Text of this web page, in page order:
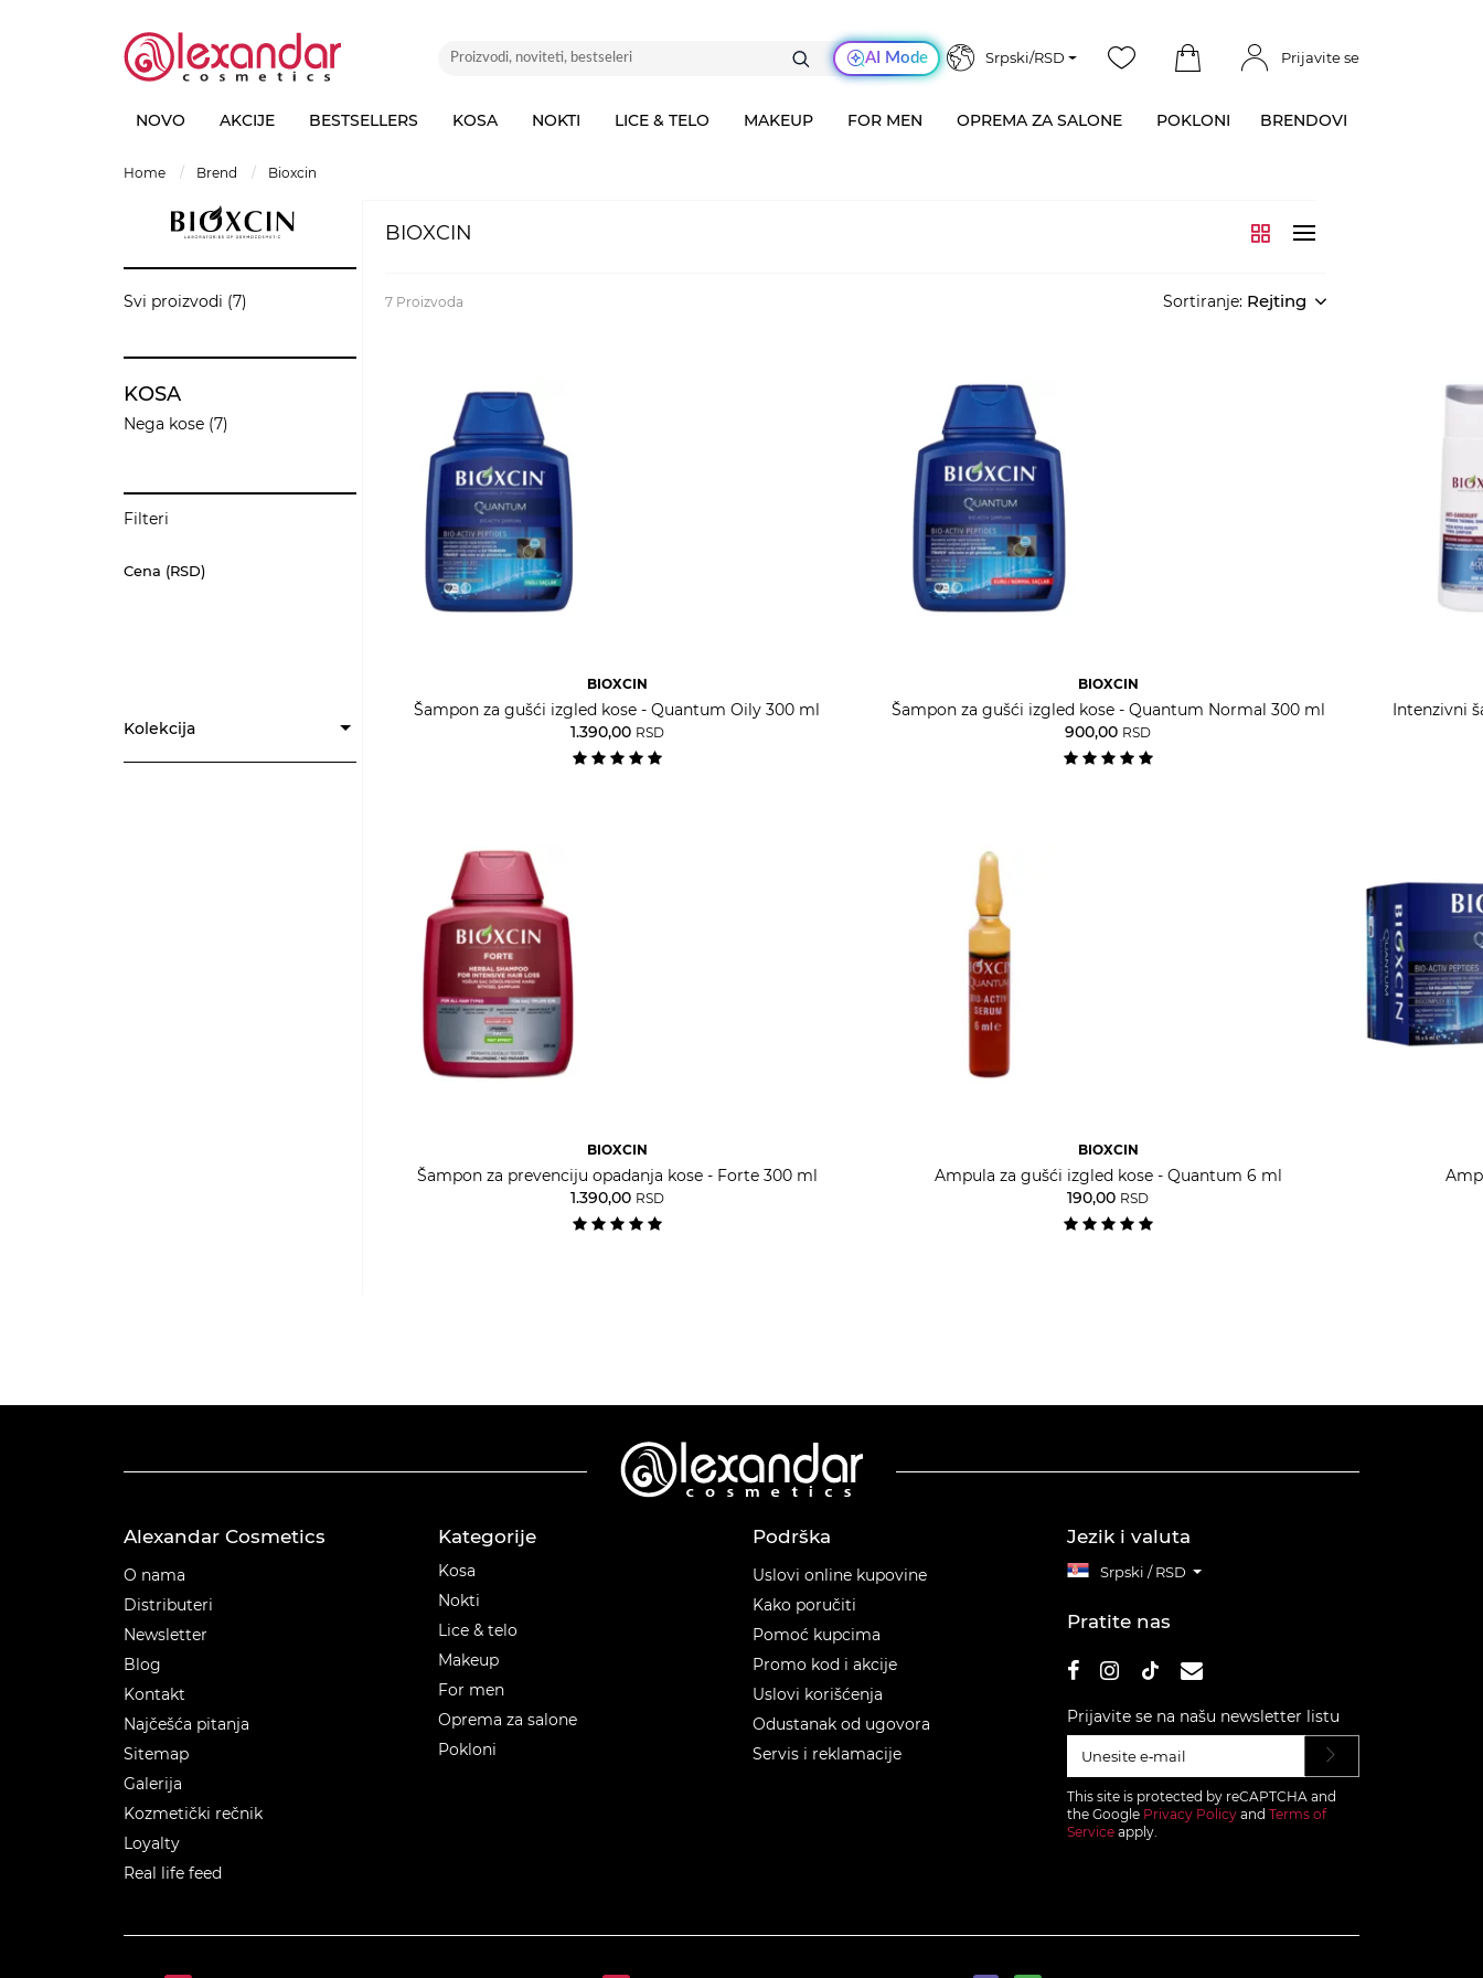
AI Mode Srpski/RSD Prijavite se
NOVO AKCIJE BESTSELLERS KOSA NOKTI LICE & TELO MAKEUP FOR MEN OPREMA ZA SALONE POKLONI BRENDOVI
home brend bioxcin
Svi proizvodi (7)
KOSA
Nega kose (7)
Filteri
Cena (RSD)
Kolekcija
BIOXCIN
7 Proizvoda Sortiranje: Rejting
BIOXCIN
Šampon za gušći izgled kose - Quantum Oily 300 ml
1.390,00 RSD
BIOXCIN
Šampon za gušći izgled kose - Quantum Normal 300 ml
900,00 RSD
Intenzivni
BIOXCIN
Šampon za prevenciju opadanja kose - Forte 300 ml
1.390,00 RSD
BIOXCIN
Ampula za gušći izgled kose - Quantum 6 ml
190,00 RSD
Alexandar Cosmetics
O nama
Distributeri
Newsletter
Blog
Kontakt
Najčešća pitanja
Sitemap
Galerija
Kozmetički rečnik
Loyalty
Real life feed
Kategorije
Kosa
Nokti
Lice & telo
Makeup
For men
Oprema za salone
Pokloni
Podrška
Uslovi online kupovine
Kako poručiti
Pomoć kupcima
Promo kod i akcije
Uslovi korišćenja
Odustanak od ugovora
Servis i reklamacije
Jezik i valuta
Srpski / RSD
Pratite nas
Prijavite se na našu newsletter listu
This site is protected by reCAPTCHA and
the Google Privacy Policy and Terms of
Service apply.